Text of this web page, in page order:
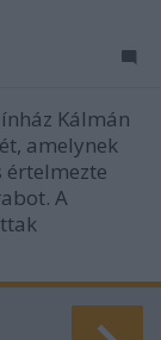
Kálmán
amelynek
A